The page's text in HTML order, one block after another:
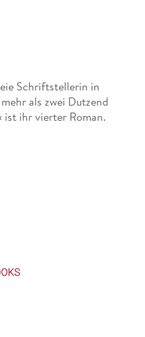
Schriftstellerin in
als zwei Dutzend
ist ihr vierter Roman.